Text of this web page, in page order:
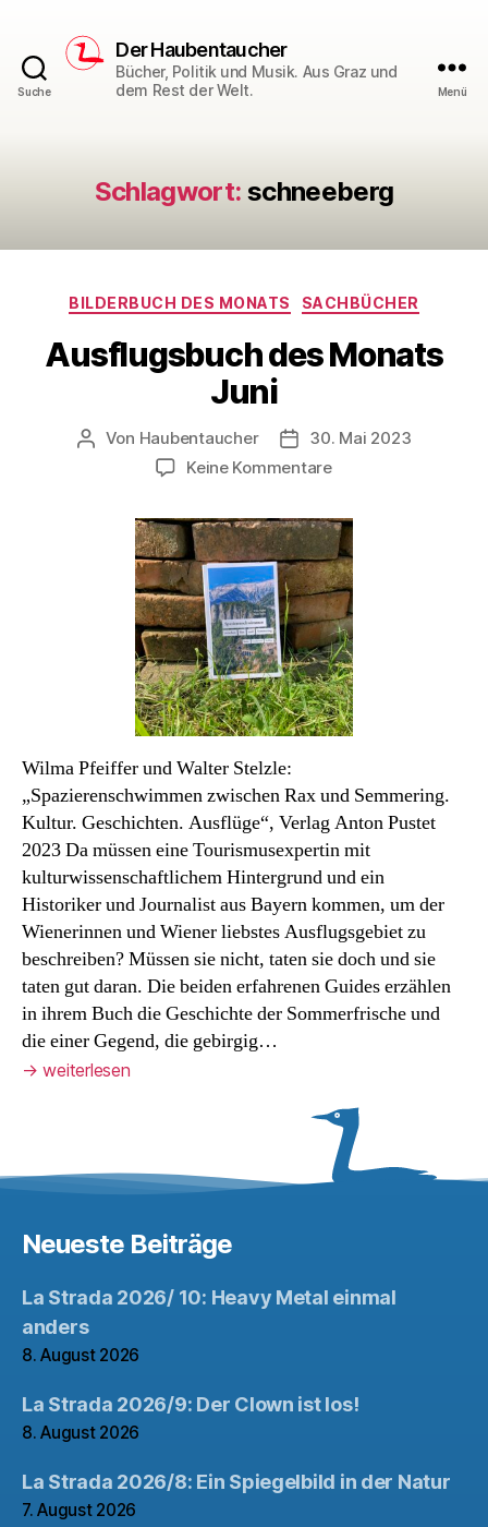
Suche
Der Haubentaucher
Bücher, Politik und Musik. Aus Graz und
dem Rest der Welt.
Menü
Schlagwort: schneeberg
Kategorien
BILDERBUCH DES MONATS SACHBÜCHER
Ausflugsbuch des Monats
Juni
Beitragsautor
Von Haubentaucher Veröffentlichungsdatum
30. Mai 2023
Keine Kommentarezu
des
Monats
Juni
Wilma Pfeiffer und Walter Stelzle:
„Spazierenschwimmen zwischen Rax und Semmering.
Kultur. Geschichten. Ausflüge“, Verlag Anton Pustet
2023 Da müssen eine Tourismusexpertin mit
kulturwissenschaftlichem Hintergrund und ein
Historiker und Journalist aus Bayern kommen, um der
Wienerinnen und Wiener liebstes Ausflugsgebiet zu
beschreiben? Müssen sie nicht, taten sie doch und sie
taten gut daran. Die beiden erfahrenen Guides erzählen
in ihrem Buch die Geschichte der Sommerfrische und
die einer Gegend, die gebirgig…
→ weiterlesen
Neueste Beiträge
La Strada 2026/ 10: Heavy Metal einmal
anders
8. August 2026
La Strada 2026/9: Der Clown ist los!
8. August 2026
La Strada 2026/8: Ein Spiegelbild in der Natur
7. August 2026